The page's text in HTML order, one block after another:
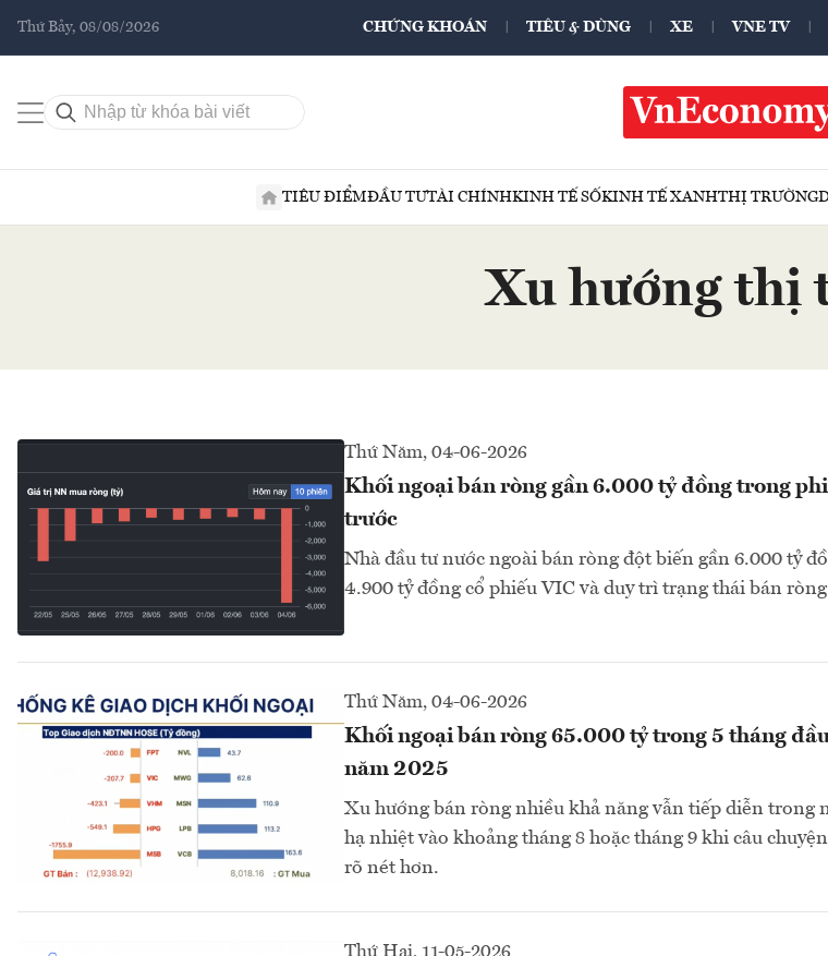
Thứ Bảy, 08/08/2026 CHỨNG KHOÁN TIÊU & DÙNG XE VNE TV
TIÊU ĐIỂMĐẦU TƯTÀI CHÍNHKINH TẾ SỐKINH TẾ XANHTHỊ TRƯỜNG
Xu hướng thị
Thứ Năm, 04-06-2026
Khối ngoại bán ròng gần 6.000 tỷ đồng trong
trước
Nhà đầu tư nước ngoài bán ròng đột biến gần 6.000 tỷ
4.900 tỷ đồng cổ phiếu VIC và duy trì trạng thái bán
Thứ Năm, 04-06-2026
Khối ngoại bán ròng 65.000 tỷ trong 5 tháng
năm 2025
Xu hướng bán ròng nhiều khả năng vẫn tiếp diễn trong
hạ nhiệt vào khoảng tháng 8 hoặc tháng 9 khi câu
rõ nét hơn.
Thứ Hai, 11-05-2026